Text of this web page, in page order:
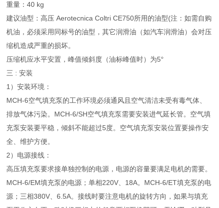
重量：40 kg
建议油型：高压 Aerotecnica Coltri CE750所用的油型(注：如需自购
机油，必须采用同标号的油型，其它润滑油（如汽车润滑油）会对压
缩机造成严重的损坏。
压缩机应水平安置，峰值倾斜度（油标峰值时）为5°
三 : 安装
1）安装环境：
MCH-6空气填充泵的工作环境必须通风且空气清洁未受有毒气体、
排放气体污染。MCH-6/SH空气填充泵需要安装进气延长管。空气填
充泵安装要平稳，倾斜不能超过5度。空气填充泵安装位置要操作安
全、维护方便。
2）电源接线：
高压填充泵要求接单独控制的电源，电源的容量要满足电机的需要。
MCH-6/EM填充泵的电源；单相220V、18A。MCH-6/ET填充泵的电
源；三相380V、6.5A。接线时要注意电机的旋转方向，如果与填充